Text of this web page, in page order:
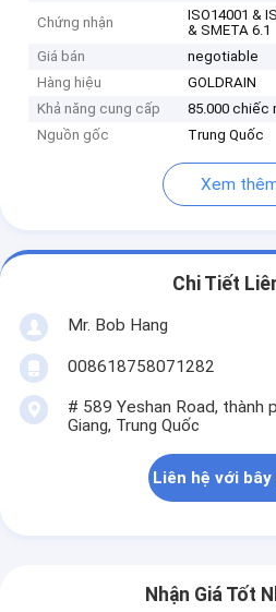
Chứng nhận
ISO14001 &
& SMETA 6.1
Giá bán
negotiable
Hàng hiệu
GOLDRAIN
Khả năng cung cấp
85.000 chiếc
Nguồn gốc
Trung Quốc
Xem
Chi Tiết
Mr. Bob Hang
008618758071282
# 589 Yeshan Road, thành
Giang, Trung Quốc
Liên hệ với
Nhận Giá Tốt